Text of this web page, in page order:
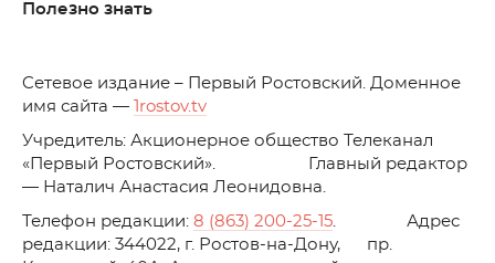
Полезно знать
Cетевое издание – Первый Ростовский. Доменное
имя сайта —
1rostov.tv
Учредитель: Акционерное общество Телеканал
«Первый Ростовский». Главный редактор
— Наталич Анастасия Леонидовна.
Телефон редакции: 8 (863) 200-25-15. Адрес
редакции: 344022, г. Ростов-на-Дону, пр.